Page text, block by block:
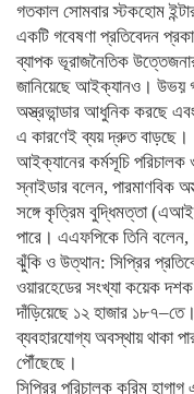
গতকাল সোমবার স্টকহোম
একটি গবেষণা প্রতিবেদন
ব্যাপক ভূরাজনৈতিক
জানিয়েছে আইক্যানও। উভয়
অস্ত্রভান্ডার আধুনিক করছে
এ কারণেই ব্যয় দ্রুত বাড়ছে।
আইক্যানের কর্মসূচি পরিচালক
স্নাইডার বলেন, পারমাণবিক
সঙ্গে কৃত্রিম বুদ্ধিমত্তা
পারে। এএফপিকে তিনি
ঝুঁকি ও উত্থান: সিপ্রির
ওয়ারহেডের সংখ্যা কয়েক
দাঁড়িয়েছে ১২ হাজার
ব্যবহারযোগ্য অবস্থায় থাকা
পৌঁছেছে।
সিপ্রির পরিচালক করিম